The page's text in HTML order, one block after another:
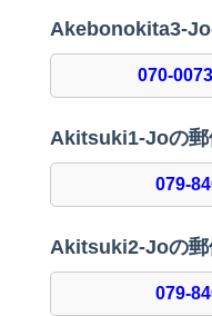
Akebonokita3-Jo
070-0073
Akitsuki1-Joの郵
079-
Akitsuki2-Joの郵
079-